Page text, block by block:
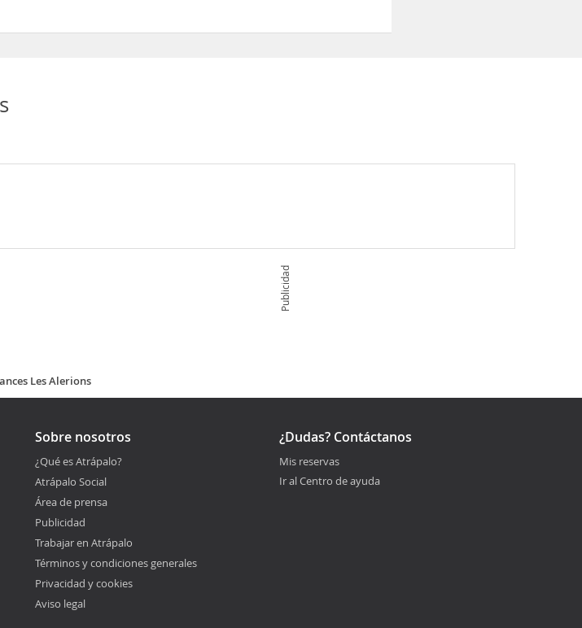
Publicidad
Les Alerions
Sobre nosotros
¿Qué es Atrápalo?
Atrápalo Social
Área de prensa
Publicidad
Trabajar en Atrápalo
Términos y condiciones generales
Privacidad y cookies
Aviso legal
¿Dudas? Contáctanos
Mis reservas
Ir al Centro de ayuda